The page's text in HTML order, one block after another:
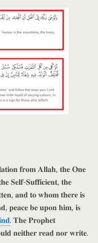
𝐟𝐫𝐨𝐦 𝐀𝐥𝐥𝐚𝐡, 𝐭𝐡𝐞 𝐎𝐧𝐞
𝐒𝐮𝐟𝐟𝐢𝐜𝐢𝐞𝐧𝐭, 𝐭𝐡𝐞
𝐚𝐧𝐝 𝐭𝐨 𝐰𝐡𝐨𝐦 𝐭𝐡𝐞𝐫𝐞 𝐢𝐬
𝐩𝐞𝐚𝐜𝐞 𝐛𝐞 𝐮𝐩𝐨𝐧 𝐡𝐢𝐦, 𝐢𝐬
. 𝐓𝐡𝐞 𝐏𝐫𝐨𝐩𝐡𝐞𝐭
𝐧𝐞𝐢𝐭𝐡𝐞𝐫 𝐫𝐞𝐚𝐝 𝐧𝐨𝐫 𝐰𝐫𝐢𝐭𝐞.